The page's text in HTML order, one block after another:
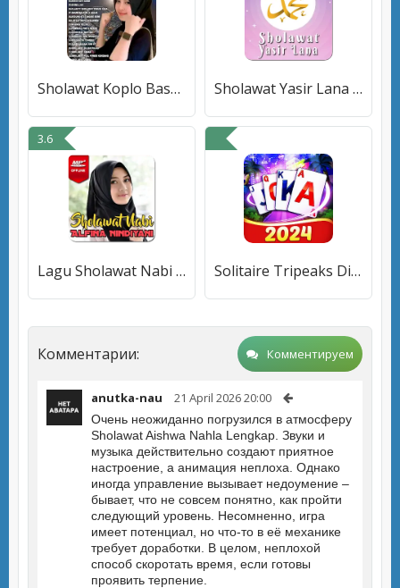
Sholawat Koplo Bass Gler Mp3 Sholawat Yasir Lana Syahdu
3.6
Lagu Sholawat Nabi Merdu Solitaire Tripeaks Diary
Комментарии: Комментируем
anutka-nau 21 April 2026 20:00
Очень неожиданно погрузился в атмосферу
Sholawat Aishwa Nahla Lengkap. Звуки и
музыка действительно создают приятное
настроение, а анимация неплоха. Однако
иногда управление вызывает недоумение –
бывает, что не совсем понятно, как пройти
следующий уровень. Несомненно, игра
имеет потенциал, но что-то в её механике
требует доработки. В целом, неплохой
способ скоротать время, если готовы
проявить терпение.